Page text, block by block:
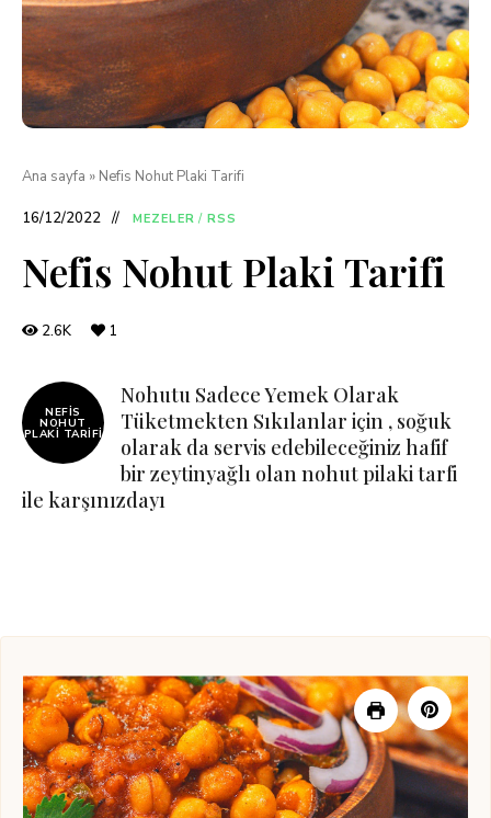
Ana sayfa » Nefis Nohut Plaki Tarifi
16/12/2022 MEZELER / RSS
Nefis Nohut Plaki Tarifi
2.6K 1
NEFIS
NOHUT
PLAKI TARIFI
Nohutu Sadece Yemek Olarak
Tüketmekten Sıkılanlar için , soğuk
olarak da servis edebileceğiniz hafif
bir zeytinyağlı olan nohut pilaki tarfi
ile karşınızdayı